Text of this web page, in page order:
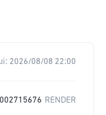
2026/08/08 22:00
RENDER